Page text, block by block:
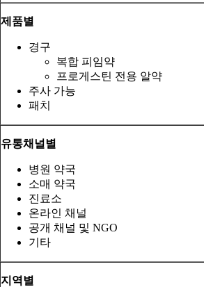
제품별
경구
복합 피임약
프로게스틴 전용 알약
주사 가능
패치
유통채널별
병원 약국
소매 약국
진료소
온라인 채널
공개 채널 및 NGO
기타
지역별